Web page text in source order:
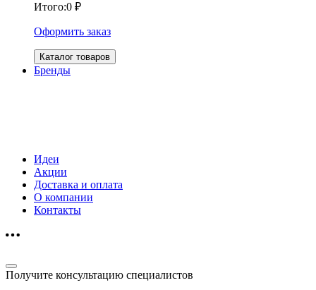
Итого:0 ₽
Оформить заказ
Каталог товаров
Бренды
Идеи
Акции
Доставка и оплата
О компании
Контакты
Получите консультацию специалистов